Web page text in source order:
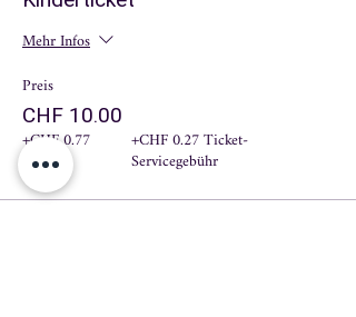
Mehr Infos
Preis
CHF 10.00
+CHF 0.77
MwSt
+CHF 0.27 Ticket-
Servicegebühr